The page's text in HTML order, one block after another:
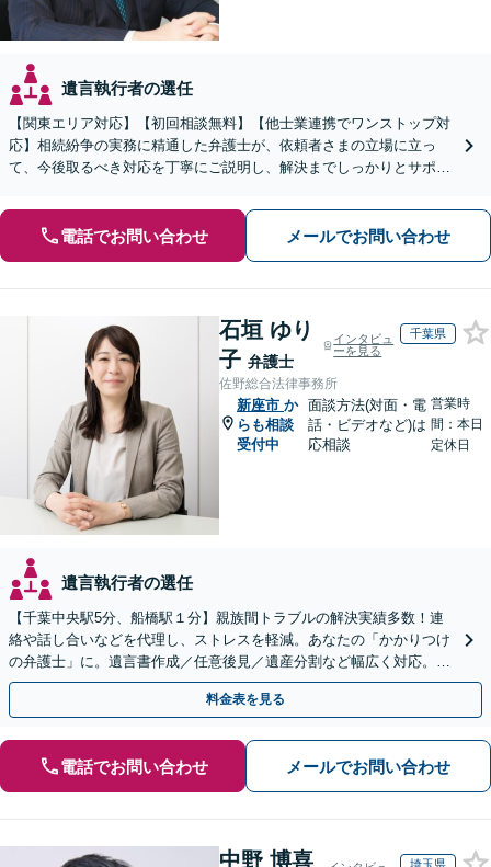
遺言執行者の選任
【関東エリア対応】【初回相談無料】【他士業連携でワンストップ対
応】相続紛争の実務に精通した弁護士が、依頼者さまの立場に立っ
て、今後取るべき対応を丁寧にご説明し、解決までしっかりとサポー
電話でお問い合わせ メールでお問い合わせ
石垣 ゆり
子 弁護士
インタビュ
ーを見る
千葉県
佐野総合法律事務所
新座市 か
らも相談
受付中
面談方法(対面・電
話・ビデオなど)は
応相談
営業時
間：本日
定休日
遺言執行者の選任
【千葉中央駅5分、船橋駅１分】親族間トラブルの解決実績多数！連
絡や話し合いなどを代理し、ストレスを軽減。あなたの「かかりつけ
の弁護士」に。遺言書作成／任意後見／遺産分割など幅広く対応。お
気軽にご相談ください！【初回来所相談30分無料】
料金表を見る
電話でお問い合わせ メールでお問い合わせ
中野 博喜 埼玉県